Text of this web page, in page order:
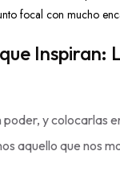
focal con mucho
Inspiran:
y colocarlas
aquello que nos